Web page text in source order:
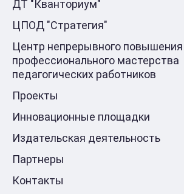
ДТ "Кванториум"
ЦПОД "Стратегия"
Центр непрерывного повышения
профессионального мастерства
педагогических работников
Проекты
Инновационные площадки
Издательская деятельность
Партнеры
Контакты